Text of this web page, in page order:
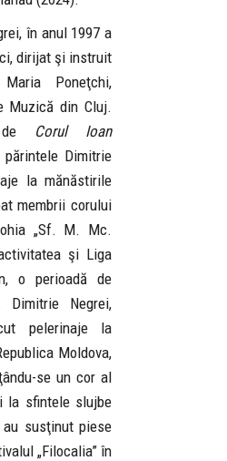
în anul 1997 a
dirijat şi instruit
Poneţchi,
Muzică din Cluj.
de
Corul Ioan
Dimitrie
la mănăstirile
membrii corului
„Sf. M. Mc.
şi Liga
o perioadă de
Dimitrie Negrei,
pelerinaje la
Moldova,
se un cor al
la sfintele slujbe
susţinut piese
„Filocalia” în